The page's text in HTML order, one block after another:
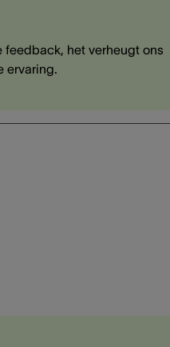
feedback, het verheugt ons
ervaring.